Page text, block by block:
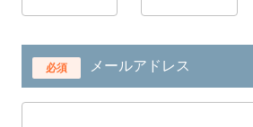
必須 メールアドレス